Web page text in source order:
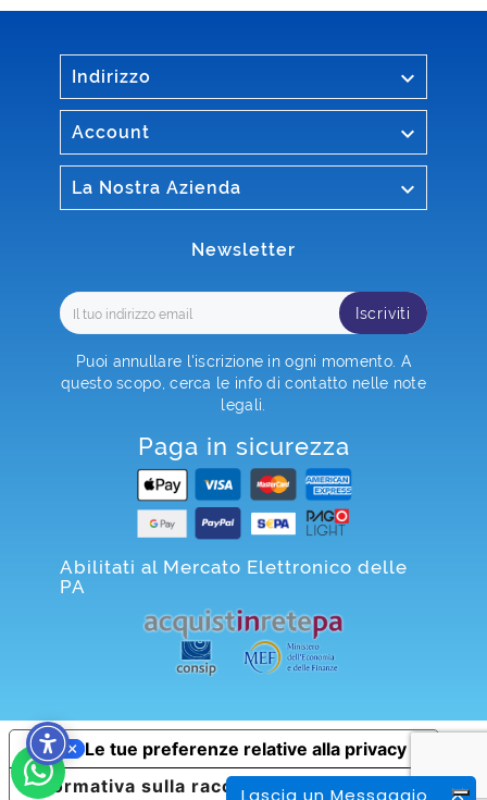
Lascia un Messaggio
Indirizzo 
Account 
La Nostra Azienda 
Newsletter
Iscriviti
Puoi annullare l'iscrizione in ogni momento. A
questo scopo, cerca le info di contatto nelle note
legali.
Paga in sicurezza
Abilitati al Mercato Elettronico delle
PA
Informativa sulla raccolta
Le tue preferenze relative alla privacy